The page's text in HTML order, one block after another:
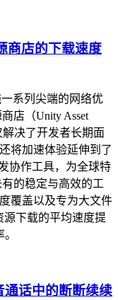
商店的下载速度
系列尖端的网络优
店（Unity Asset
决了开发者长期面
将加速体验延伸到了
协作工具，为全球特
的稳定与高效的工
覆盖以及专为大文件
源下载的平均速度提
通话中的断断续续